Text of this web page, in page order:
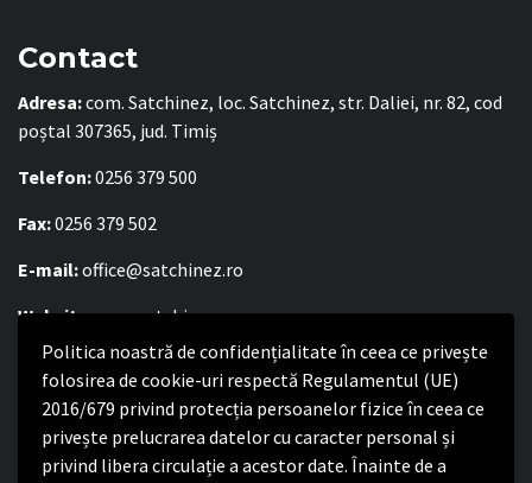
Politica noastră de confidențialitate în ceea ce privește
folosirea de cookie-uri respectă Regulamentul (UE)
2016/679 privind protecția persoanelor fizice în ceea ce
privește prelucrarea datelor cu caracter personal și
privind libera circulație a acestor date. Înainte de a
Contact
Adresa:com. Satchinez, loc. Satchinez, str. Daliei, nr. 82, cod
poștal 307365, jud. Timiș
Telefon:0256 379 500
Fax:0256 379 502
E-mail:office@satchinez.ro
Website:www.satchinez.ro
Program cu publicul:
Luni – Joi:8:00-16:30
Vineri:8:00 – 14:00